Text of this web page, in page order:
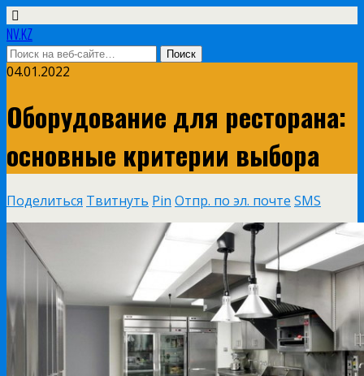
NV.KZ
04.01.2022
Оборудование для ресторана:
основные критерии выбора
Поделиться Твитнуть Pin Отпр. по эл. почте SMS